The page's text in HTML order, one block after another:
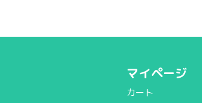
マイページ
カート